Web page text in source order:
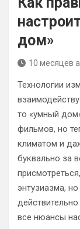
дом»
10 месяцев
Технологии
то «умный
фильмов, но
климатом и
буквально за
энтузиазма,
все нюансы